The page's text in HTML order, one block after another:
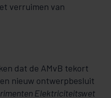
verruimen van
dat de AMvB tekort
nieuw ontwerpbesluit
Elektriciteitswet